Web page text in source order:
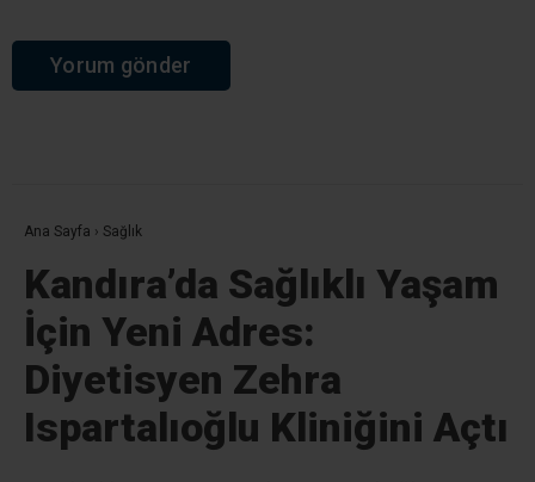
Ana Sayfa › Sağlık
Kandıra’da Sağlıklı Yaşam
İçin Yeni Adres:
Diyetisyen Zehra
Ispartalıoğlu Kliniğini Açtı